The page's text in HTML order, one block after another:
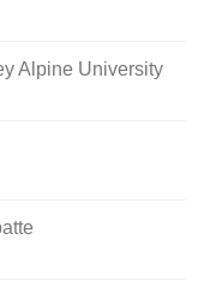
Alpine University